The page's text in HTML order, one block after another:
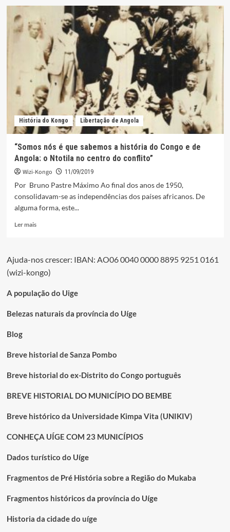
Universidade
Vita
e
governo
Uíge
assinam
acordo
História do Kongo Libertação de Angola
“Somos nós é que sabemos a história do Congo e de
Angola: o Ntotila no centro do conflito”
Wizi-Kongo 11/09/2019
Por Bruno Pastre Máximo Ao final dos anos de 1950,
consolidavam-se as independências dos países africanos. De
alguma forma, este...
Ler maisLeia
nós
é
sabemos
história
Angola:
Ntotila
centro
conflito”
Ajuda-nos crescer: IBAN: AO06 0040 0000 8895 9251 0161
(wizi-kongo)
A população do Uige
Belezas naturais da província do Uíge
Blog
Breve historial de Sanza Pombo
Breve historial do ex-Distrito do Congo português
BREVE HISTORIAL DO MUNICÍPIO DO BEMBE
Breve histórico da Universidade Kimpa Vita (UNIKIV)
CONHEÇA UÍGE COM 23 MUNICÍPIOS
Dados turístico do Uíge
Fragmentos de Pré História sobre a Região do Mukaba
Fragmentos históricos da província do Uíge
Historia da cidade do uíge